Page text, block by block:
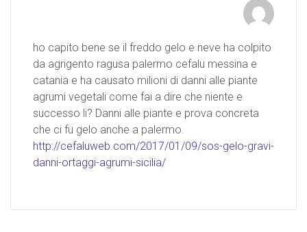
ho capito bene se il freddo gelo e neve ha colpito
da agrigento ragusa palermo cefalu messina e
catania e ha causato milioni di danni alle piante
agrumi vegetali come fai a dire che niente e
successo li? Danni alle piante e prova concreta
che ci fu gelo anche a palermo.
http://cefaluweb.com/2017/01/09/sos-gelo-gravi-
danni-ortaggi-agrumi-sicilia/